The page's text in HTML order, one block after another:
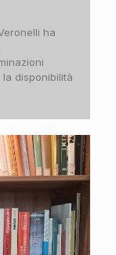
ha
la disponibilità